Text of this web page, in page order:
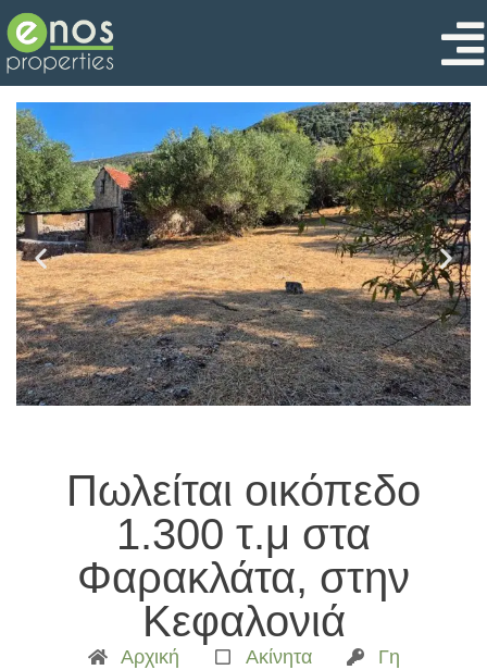
Πωλείται οικόπεδο
1.300 τ.μ στα
Φαρακλάτα, στην
Κεφαλονιά
Αρχική Ακίνητα Γη